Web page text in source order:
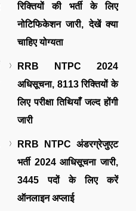
रिक्तियों की भर्ती के लिए
नोटिफिकेशन जारी, देखें क्या
चाहिए योग्यता
RRB NTPC 2024
अधिसूचना, 8113 रिक्तियों के
लिए परीक्षा तिथियाँ जल्द होंगी
जारी
RRB NTPC अंडरग्रेजुएट
भर्ती 2024 आधिसूचना जारी,
3445 पदों के लिए करें
ऑनलाइन अप्लाई